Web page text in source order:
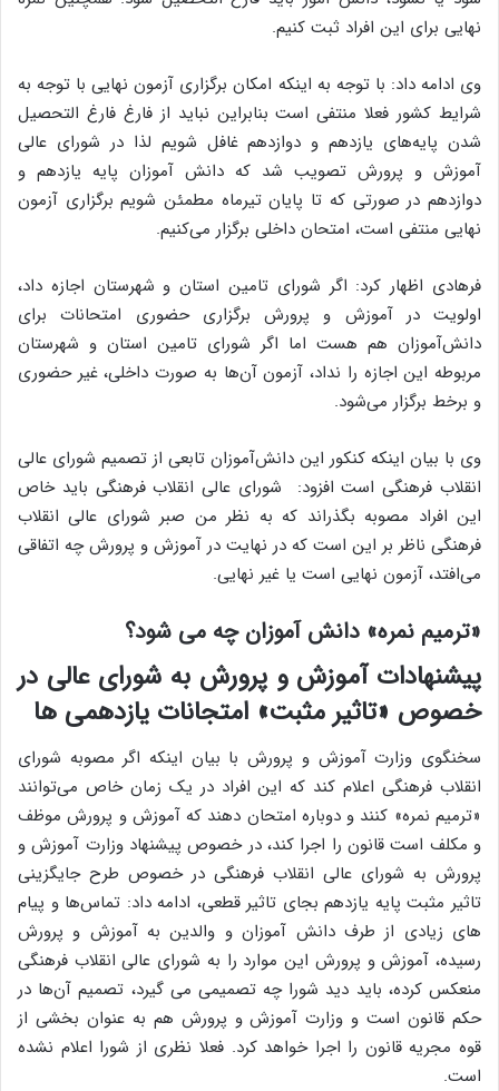
نهایی برای این افراد ثبت کنیم.
وی ادامه داد: با توجه به اینکه امکان برگزاری آزمون نهایی با توجه به
شرایط کشور فعلا منتفی است بنابراین نباید از فارغ فارغ التحصیل
شدن پایه‌های یازدهم و دوازدهم غافل شویم لذا در شورای عالی
آموزش و پرورش تصویب شد که دانش آموزان پایه یازدهم و
دوازدهم در صورتی که تا پایان تیرماه مطمئن شویم برگزاری آزمون
نهایی منتفی است، امتحان داخلی برگزار می‌کنیم.
فرهادی اظهار کرد: اگر شورای تامین استان و شهرستان اجازه داد،
اولویت در آموزش و پرورش برگزاری حضوری امتحانات برای
دانش‌آموزان هم هست اما اگر شورای تامین استان و شهرستان
مربوطه این اجازه را نداد، آزمون آن‌ها به صورت داخلی، غیر حضوری
و برخط برگزار می‌شود.
وی با بیان اینکه کنکور این دانش‌آموزان تابعی از تصمیم شورای عالی
انقلاب فرهنگی است افزود: شورای عالی انقلاب فرهنگی باید خاص
این افراد مصوبه بگذراند که به نظر من صبر شورای عالی انقلاب
فرهنگی ناظر بر این است که در نهایت در آموزش و پرورش چه اتفاقی
می‌افتد، آزمون نهایی است یا غیر نهایی.
«ترمیم نمره» دانش آموزان چه می شود؟
پیشنهادات آموزش و پرورش به شورای عالی در
خصوص «تاثیر مثبت» امتجانات یازدهمی ها
سخنگوی وزارت آموزش و پرورش با بیان اینکه اگر مصوبه شورای
انقلاب فرهنگی اعلام کند که این افراد در یک زمان خاص می‌توانند
«ترمیم نمره» کنند و دوباره امتحان دهند که آموزش و پرورش موظف
و مکلف است قانون را اجرا کند، در خصوص پیشنهاد وزارت آموزش و
پرورش به شورای عالی انقلاب فرهنگی در خصوص طرح جایگزینی
تاثیر مثبت پایه یازدهم بجای تاثیر قطعی، ادامه داد: تماس‌ها و پیام
های زیادی از طرف دانش آموزان و والدین به آموزش و پرورش
رسیده، آموزش و پرورش این موارد را به شورای عالی انقلاب فرهنگی
منعکس کرده، باید دید شورا چه تصمیمی می گیرد، تصمیم آن‌ها در
حکم قانون است و وزارت آموزش و پرورش هم به عنوان بخشی از
قوه مجریه قانون را اجرا خواهد کرد. فعلا نظری از شورا اعلام نشده
است.